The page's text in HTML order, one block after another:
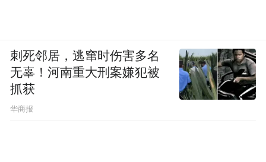
刺死邻居，逃窜时伤害多名
无辜！河南重大刑案嫌犯被
抓获
华商报